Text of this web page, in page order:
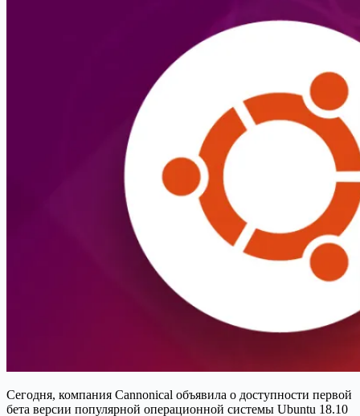
Сегодня, компания Cannonical объявила о доступности первой
бета версии популярной операционной системы Ubuntu 18.10